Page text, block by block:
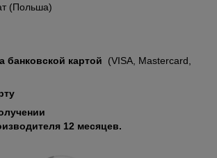
(Польша)
банковской картой
(VISA, Mastercard,
12 месяцев.